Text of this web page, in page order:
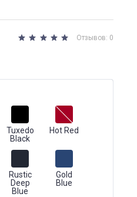
Отзывов: 0
Tuxedo
Black
Hot Red
Rustic
Deep
Blue
Gold
Blue